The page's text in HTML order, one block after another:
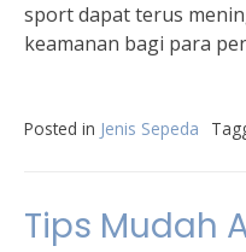
sport dapat terus
keamanan bagi para
Posted in Jenis Sepeda
Tips Mudah